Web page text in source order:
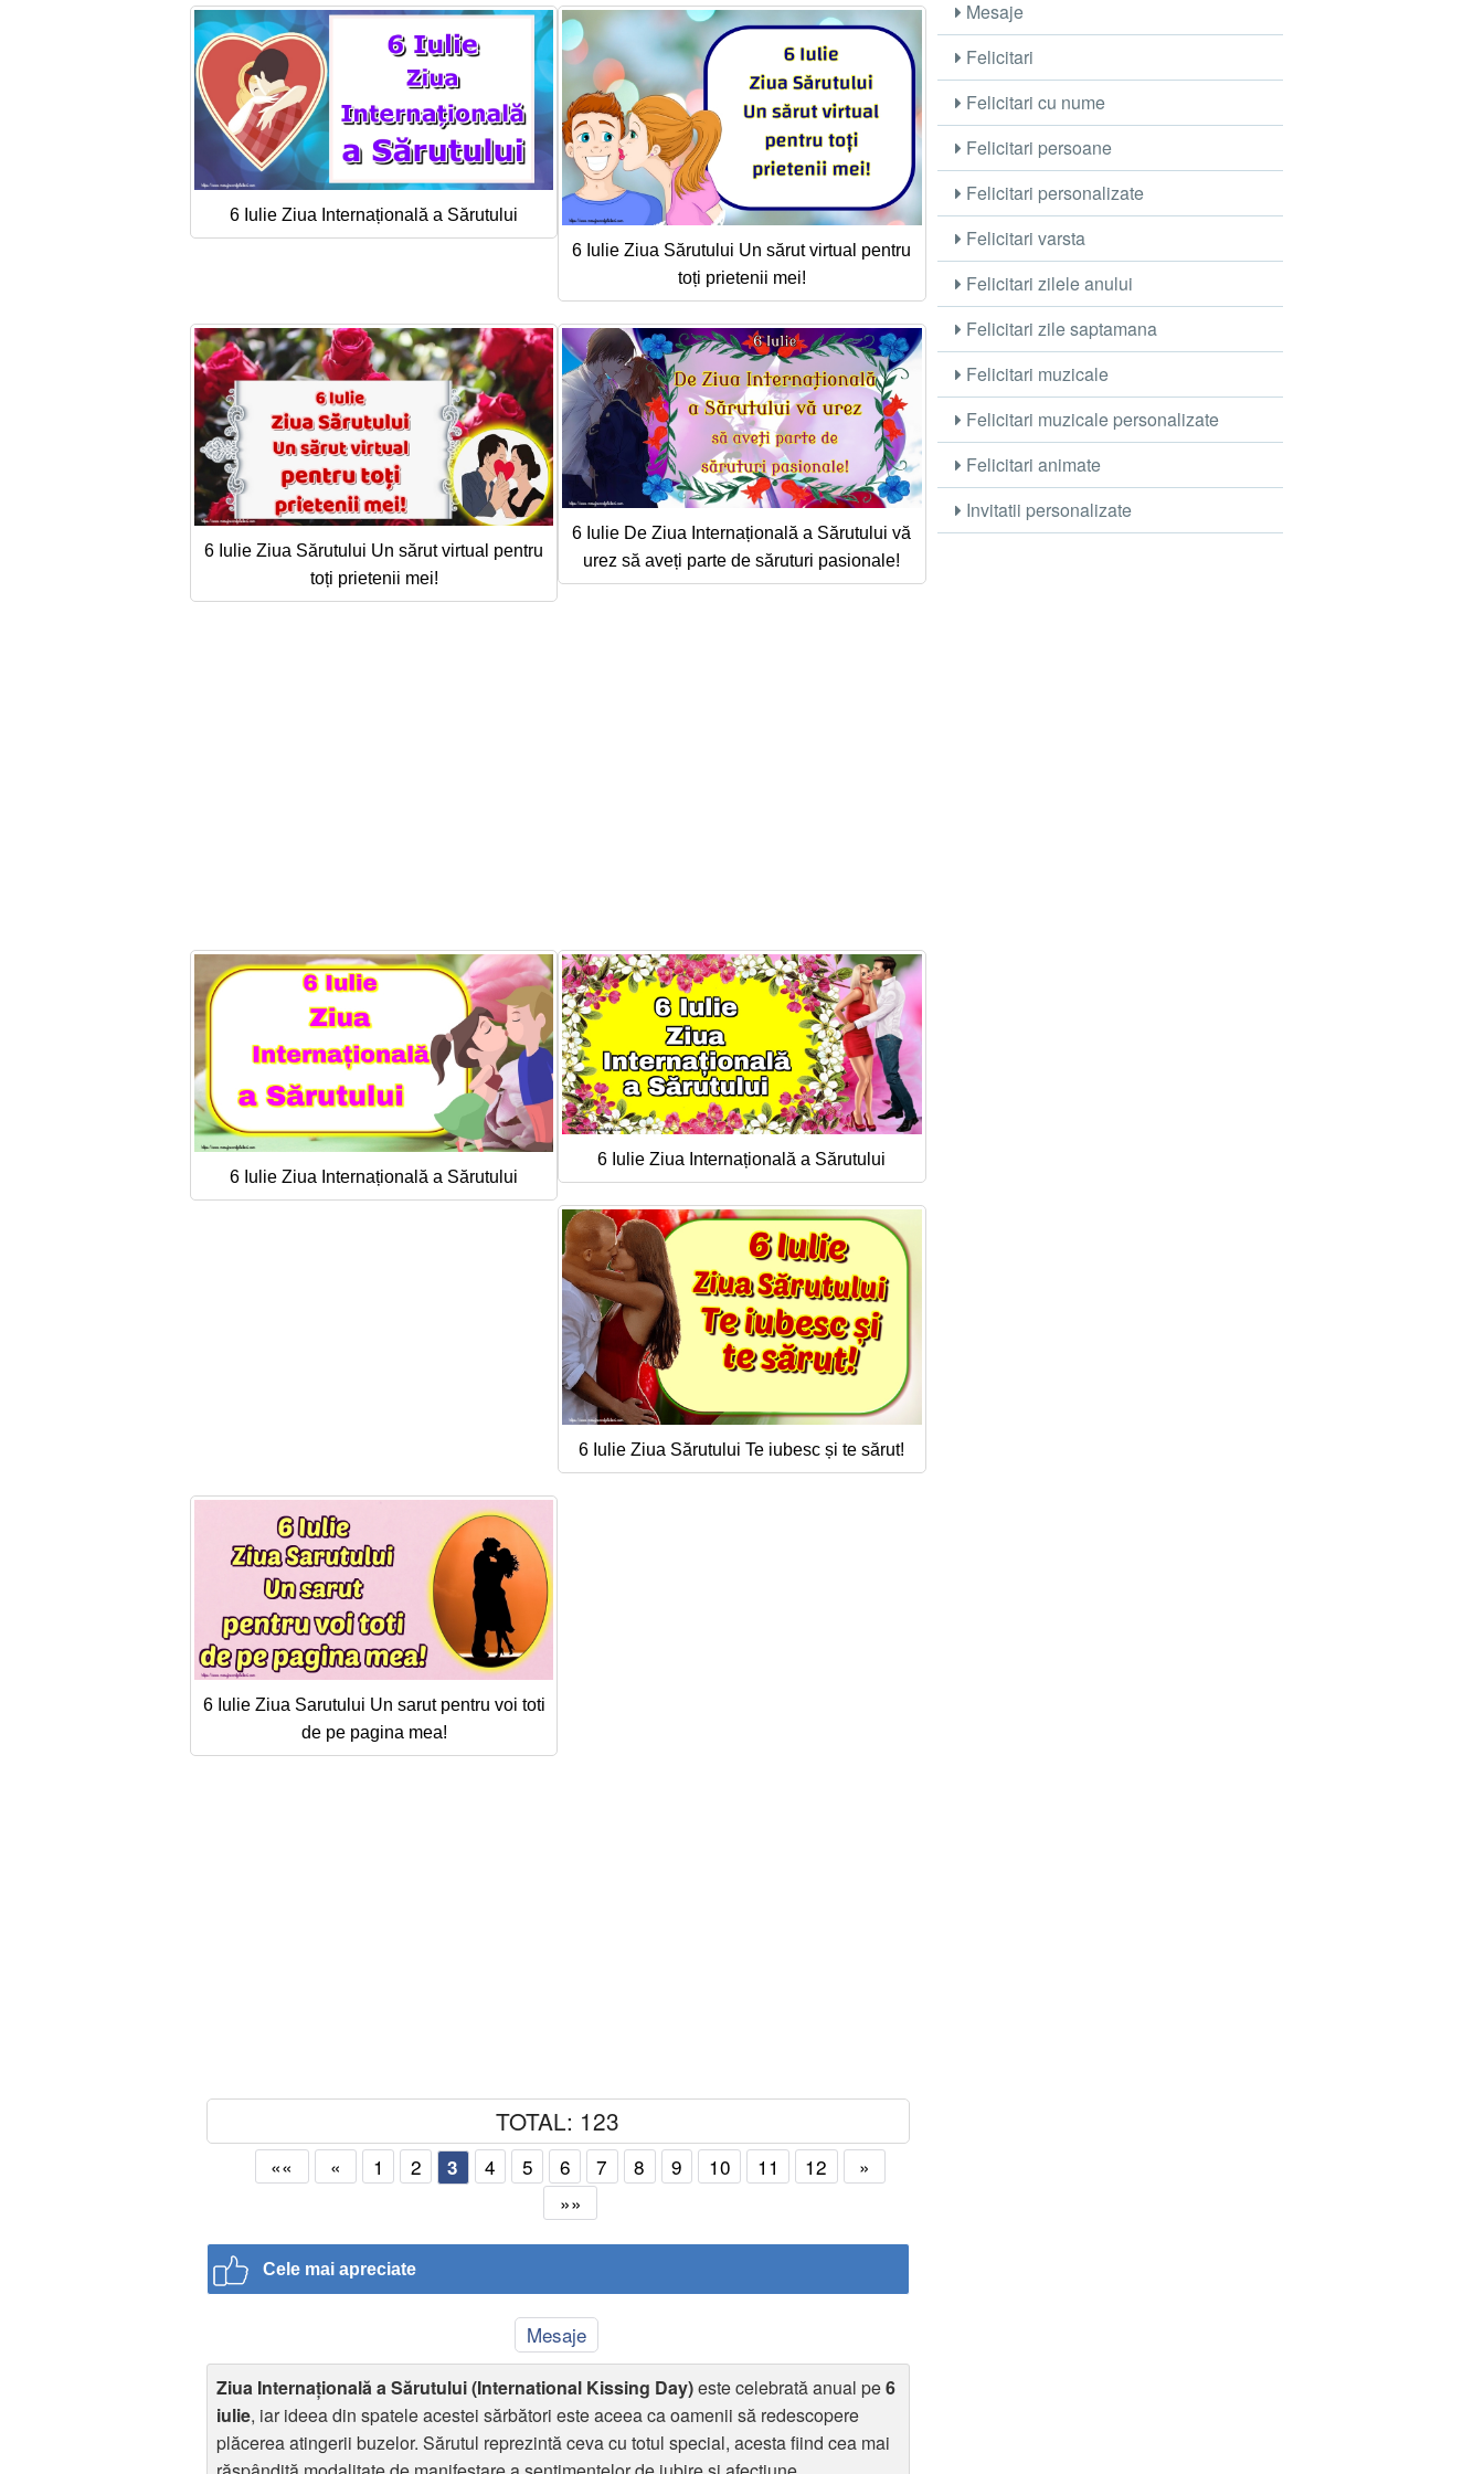
6 Iulie Ziua Internațională a Sărutului
6 Iulie Ziua Sărutului Un sărut virtual pentru
toți prietenii mei!
6 Iulie Ziua Sărutului Un sărut virtual pentru
toți prietenii mei!
6 Iulie De Ziua Internațională a Sărutului vă
urez să aveți parte de săruturi pasionale!
6 Iulie Ziua Internațională a Sărutului
6 Iulie Ziua Internațională a Sărutului
6 Iulie Ziua Sărutului Te iubesc și te sărut!
6 Iulie Ziua Sarutului Un sarut pentru voi toti
de pe pagina mea!
TOTAL: 123
«« « 1 2 3 4 5 6 7 8 9 10 11 12
»
»»
Cele mai apreciate
Mesaje
Ziua Internaţională a Sărutului (International Kissing Day)este celebrată anual pe6
iulie, iar ideea din spatele acestei sărbători este aceea ca oamenii să redescopere
plăcerea atingerii buzelor. Sărutul reprezintă ceva cu totul special, acesta fiind cea mai
Mesaje
Felicitari
Felicitari cu nume
Felicitari persoane
Felicitari personalizate
Felicitari varsta
Felicitari zilele anului
Felicitari zile saptamana
Felicitari muzicale
Felicitari muzicale personalizate
Felicitari animate
Invitatii personalizate